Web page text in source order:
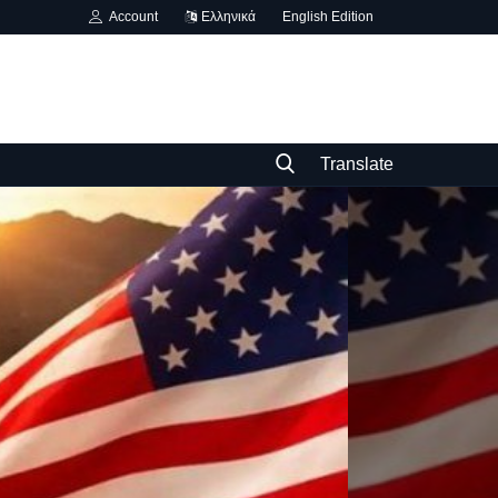
Account Ελληνικά English Edition
Translate